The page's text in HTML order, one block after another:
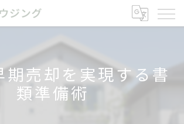
期売却を実現する書
類準備術